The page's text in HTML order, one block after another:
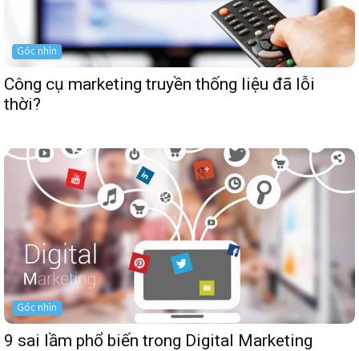
Góc nhìn
Công cụ marketing truyền thống liệu đã lỗi
thời?
Góc nhìn
9 sai lầm phổ biến trong Digital Marketing